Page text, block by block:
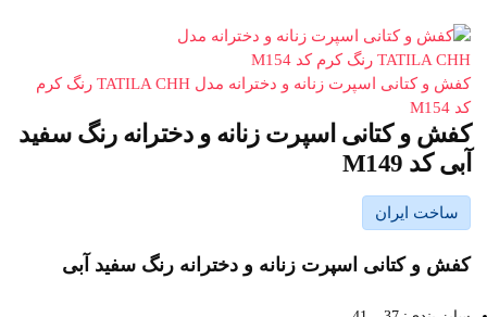
کفش و کتانی اسپرت زنانه و دخترانه مدل TATILA CHH رنگ کرم
کد M154
کفش و کتانی اسپرت زنانه و دخترانه رنگ سفید
آبی کد M149
ساخت ایران
کفش و کتانی اسپرت زنانه و دخترانه رنگ سفید آبی